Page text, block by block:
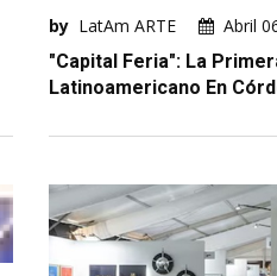
by LatAm ARTE
Abril
"Capital Feria": La
Latinoamericano En